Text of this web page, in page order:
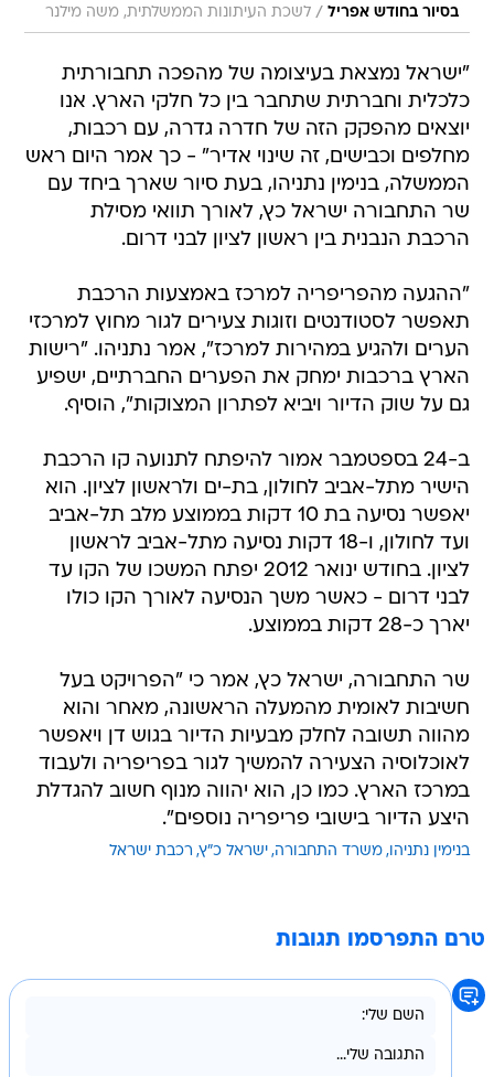
בסיור בחודש אפריל / לשכת העיתונות הממשלתית, משה מילנר
"ישראל נמצאת בעיצומה של מהפכה תחבורתית
כלכלית וחברתית שתחבר בין כל חלקי הארץ. אנו
יוצאים מהפקק הזה של חדרה גדרה, עם רכבות,
מחלפים וכבישים, זה שינוי אדיר" - כך אמר היום ראש
הממשלה, בנימין נתניהו, בעת סיור שארך ביחד עם
שר התחבורה ישראל כץ, לאורך תוואי מסילת
הרכבת הנבנית בין ראשון לציון לבני דרום.
"ההגעה מהפריפריה למרכז באמצעות הרכבת
תאפשר לסטודנטים וזוגות צעירים לגור מחוץ למרכזי
הערים ולהגיע במהירות למרכז", אמר נתניהו. "רישות
הארץ ברכבות ימחק את הפערים החברתיים, ישפיע
גם על שוק הדיור ויביא לפתרון המצוקות", הוסיף.
ב-24 בספטמבר אמור להיפתח לתנועה קו הרכבת
הישיר מתל-אביב לחולון, בת-ים ולראשון לציון. הוא
יאפשר נסיעה בת 10 דקות בממוצע מלב תל-אביב
ועד לחולון, ו-18 דקות נסיעה מתל-אביב לראשון
לציון. בחודש ינואר 2012 יפתח המשכו של הקו עד
לבני דרום - כאשר משך הנסיעה לאורך הקו כולו
יארך כ-28 דקות בממוצע.
שר התחבורה, ישראל כץ, אמר כי "הפרויקט בעל
חשיבות לאומית מהמעלה הראשונה, מאחר והוא
מהווה תשובה לחלק מבעיות הדיור בגוש דן ויאפשר
לאוכלוסיה הצעירה להמשיך לגור בפריפריה ולעבוד
במרכז הארץ. כמו כן, הוא יהווה מנוף חשוב להגדלת
היצע הדיור בישובי פריפריה נוספים".
בנימין נתניהו משרד התחבורה ישראל כ"ץ רכבת ישראל
טרם התפרסמו תגובות